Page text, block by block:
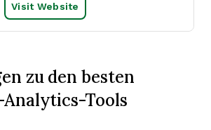
Visit Website
zu den besten
Tools